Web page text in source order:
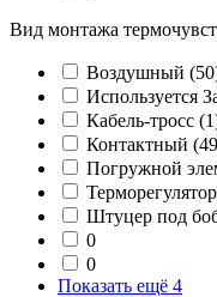
Вид монтажа
Воздушный
Используется
Кабель-тросс
Контактный
Погружной
Штуцер под
0
0
Показать ещё 4